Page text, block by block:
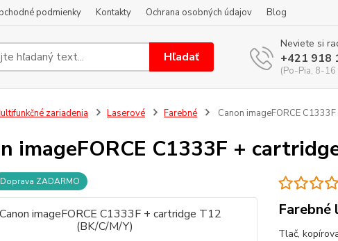
podmienky Kontakty Ochrana osobných údajov Blog
Hľadať
Neviete si
+421 918
(Po-Pia, 8-16
zariadenia Laserové Farebné Canon imageFORCE
imageFORCE C1333F +
Doprava ZADARMO
Farebné
Tlač,